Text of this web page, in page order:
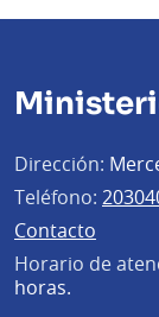
Dirección:
Teléfono:
Contacto
Horario de
horas.